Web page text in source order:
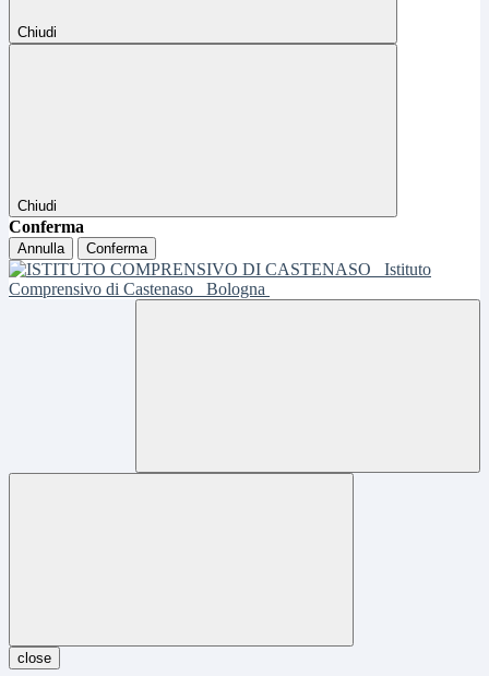
Chiudi
Chiudi
Conferma
Annulla Conferma
Istituto
Comprensivo di Castenaso
Bologna
close